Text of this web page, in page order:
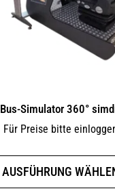
Simulator 360°
Für Preise bitte
AUSFÜHRUNG